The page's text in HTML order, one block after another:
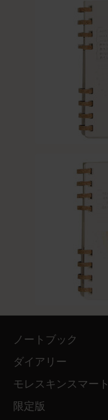
ノートブック
ダイアリー
モレスキンスマート
限定版